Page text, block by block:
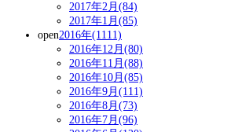
2017年2月(84)
2017年1月(85)
open2016年(1111)
2016年12月(80)
2016年11月(88)
2016年10月(85)
2016年9月(111)
2016年8月(73)
2016年7月(96)